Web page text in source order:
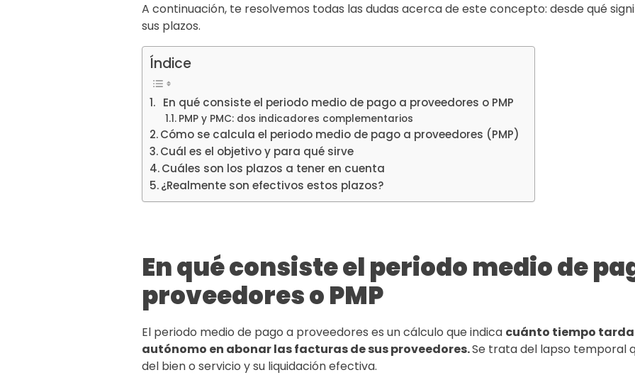
A continuación, te resolvemos todas las dudas acerca de este concepto: desde qué
sus plazos.
Índice
En qué consiste el periodo medio de pago a proveedores o PMP
PMP y PMC: dos indicadores complementarios
Cómo se calcula el periodo medio de pago a proveedores (PMP)
Cuál es el objetivo y para qué sirve
Cuáles son los plazos a tener en cuenta
¿Realmente son efectivos estos plazos?
En qué consiste el periodo medio de
proveedores o PMP
El periodo medio de pago a proveedores es un cálculo que indica cuánto tiempo tarda
autónomo en abonar las facturas de sus proveedores.Se trata del lapso temporal
del bien o servicio y su liquidación efectiva.